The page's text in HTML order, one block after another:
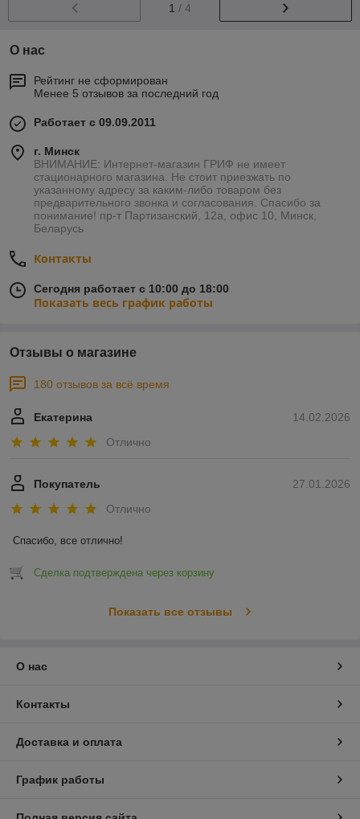
1 / 4
О нас
Рейтинг не сформирован
Менее 5 отзывов за последний год
Работает с 09.09.2011
г. Минск
ВНИМАНИЕ: Интернет-магазин ГРИФ не имеет
стационарного магазина. Не стоит приезжать по
указанному адресу за каким-либо товаром без
предварительного звонка и согласования. Спасибо за
понимание! пр-т Партизанский, 12а, офис 10, Минск,
Беларусь
Контакты
Сегодня работает с 10:00 до 18:00
Показать весь график работы
Отзывы о магазине
180 отзывов за всё время
14.02.2026
Екатерина
Отлично
27.01.2026
Покупатель
Отлично
Спасибо, все отлично!
Сделка подтверждена через корзину
Показать все отзывы
О нас
Контакты
Доставка и оплата
График работы